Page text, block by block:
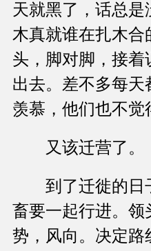
天就黑了，话总
木真就谁在扎木合
头，脚对脚，接着
出去。差不多每天
羡慕，他们也不觉
又该迁营了。
到了迁徙的日
畜要一起行进。领
势，风向。决定路